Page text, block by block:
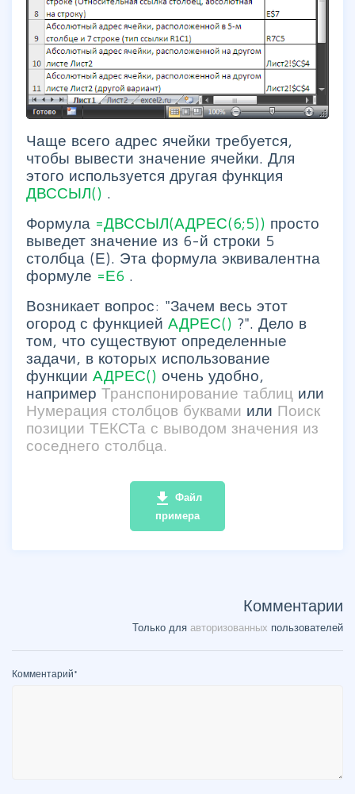
Чаще всего адрес ячейки требуется,
чтобы вывести значение ячейки. Для
этого используется другая функция
ДВССЫЛ() .
Формула =ДВССЫЛ(АДРЕС(6;5)) просто
выведет значение из 6-й строки 5
столбца (Е). Эта формула эквивалентна
формуле =Е6 .
Возникает вопрос: "Зачем весь этот
огород с функцией АДРЕС() ?". Дело в
том, что существуют определенные
задачи, в которых использование
функции АДРЕС() очень удобно,
например Транспонирование таблиц или
Нумерация столбцов буквами или Поиск
позиции ТЕКСТа с выводом значения из
соседнего столбца.
file_download Файл
примера
Комментарии
Только для авторизованных пользователей
Комментарий*